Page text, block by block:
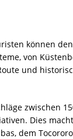
können
von
und
zwischen
Dies
dem